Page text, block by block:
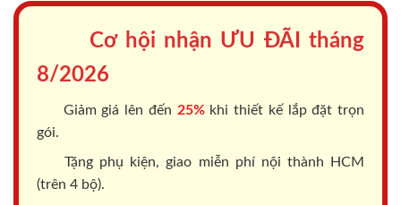
Cơ hội nhận ƯU ĐÃI tháng
8/2026
Giảm giá lên đến 25%khi thiết kế lắp đặt trọn
gói.
Tặng phụ kiện, giao miễn phí nội thành HCM
(trên 4 bộ).